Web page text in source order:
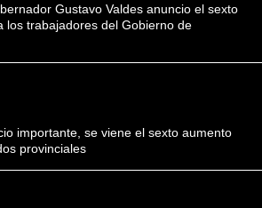
Gustavo Valdes anuncio el sexto
los trabajadores del Gobierno de
importante, se viene el sexto aumento
provinciales